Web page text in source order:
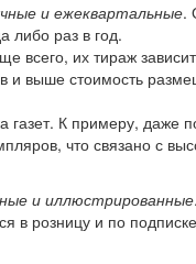
и ежеквартальные.
либо раз в год.
всего, их тираж
и выше стоимость
газет. К примеру, даже
что связано с
и иллюстрированные.
в розницу и по